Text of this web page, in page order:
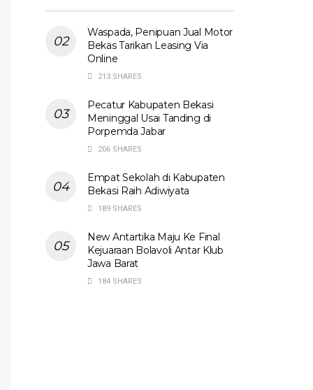
Waspada, Penipuan Jual Motor
Bekas Tarikan Leasing Via
Online
213 SHARES
Pecatur Kabupaten Bekasi
Meninggal Usai Tanding di
Porpemda Jabar
206 SHARES
Empat Sekolah di Kabupaten
Bekasi Raih Adiwiyata
189 SHARES
New Antartika Maju Ke Final
Kejuaraan Bolavoli Antar Klub
Jawa Barat
184 SHARES